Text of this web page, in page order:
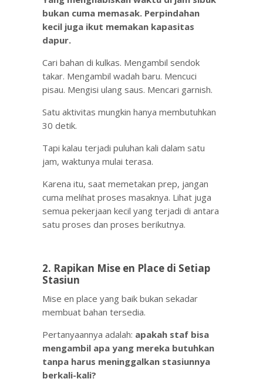
bukan cuma memasak. Perpindahan
kecil juga ikut memakan kapasitas
dapur.
Cari bahan di kulkas. Mengambil sendok
takar. Mengambil wadah baru. Mencuci
pisau. Mengisi ulang saus. Mencari garnish.
Satu aktivitas mungkin hanya membutuhkan
30 detik.
Tapi kalau terjadi puluhan kali dalam satu
jam, waktunya mulai terasa.
Karena itu, saat memetakan prep, jangan
cuma melihat proses masaknya. Lihat juga
semua pekerjaan kecil yang terjadi di antara
satu proses dan proses berikutnya.
2. Rapikan Mise en Place di Setiap
Stasiun
Mise en place yang baik bukan sekadar
membuat bahan tersedia.
Pertanyaannya adalah: apakah staf bisa
mengambil apa yang mereka butuhkan
tanpa harus meninggalkan stasiunnya
berkali-kali?